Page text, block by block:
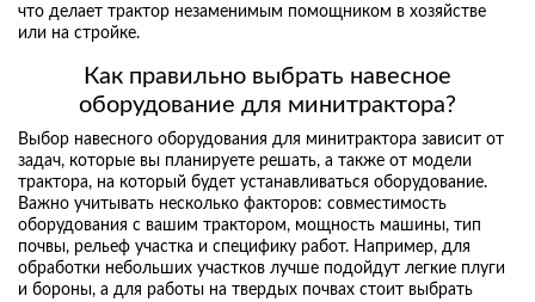
что делает трактор незаменимым помощником в хозяйстве
или на стройке.
Как правильно выбрать навесное
оборудование для минитрактора?
Выбор навесного оборудования для минитрактора зависит от
задач, которые вы планируете решать, а также от модели
трактора, на который будет устанавливаться оборудование.
Важно учитывать несколько факторов: совместимость
оборудования с вашим трактором, мощность машины, тип
почвы, рельеф участка и специфику работ. Например, для
обработки небольших участков лучше подойдут легкие плуги
и бороны, а для работы на твердых почвах стоит выбрать